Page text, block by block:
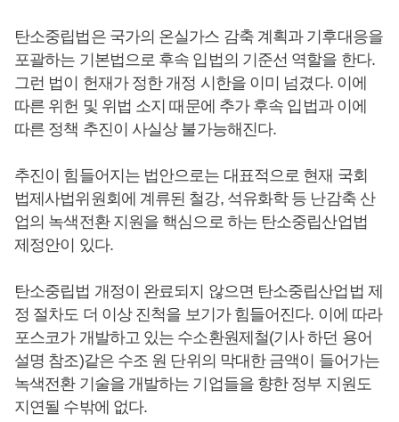
탄소중립법은 국가의 온실가스 감축 계획과 기후대응을
포괄하는 기본법으로 후속 입법의 기준선 역할을 한다.
그런 법이 헌재가 정한 개정 시한을 이미 넘겼다. 이에
따른 위헌 및 위법 소지 때문에 추가 후속 입법과 이에
따른 정책 추진이 사실상 불가능해진다.
추진이 힘들어지는 법안으로는 대표적으로 현재 국회
법제사법위원회에 계류된 철강, 석유화학 등 난감축 산
업의 녹색전환 지원을 핵심으로 하는 탄소중립산업법
제정안이 있다.
탄소중립법 개정이 완료되지 않으면 탄소중립산업법 제
정 절차도 더 이상 진척을 보기가 힘들어진다. 이에 따라
포스코가 개발하고 있는 수소환원제철(기사 하던 용어
설명 참조)같은 수조 원 단위의 막대한 금액이 들어가는
녹색전환 기술을 개발하는 기업들을 향한 정부 지원도
지연될 수밖에 없다.